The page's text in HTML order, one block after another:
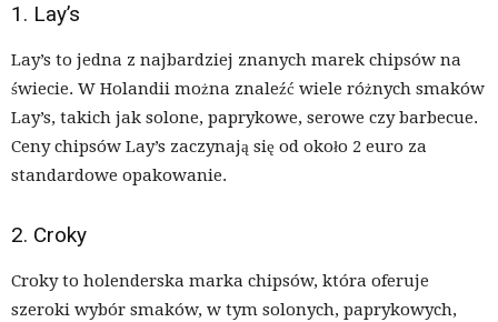
1. Lay’s
Lay’s to jedna z najbardziej znanych marek chipsów na
świecie. W Holandii można znaleźć wiele różnych smaków
Lay’s, takich jak solone, paprykowe, serowe czy barbecue.
Ceny chipsów Lay’s zaczynają się od około 2 euro za
standardowe opakowanie.
2. Croky
Croky to holenderska marka chipsów, która oferuje
szeroki wybór smaków, w tym solonych, paprykowych,